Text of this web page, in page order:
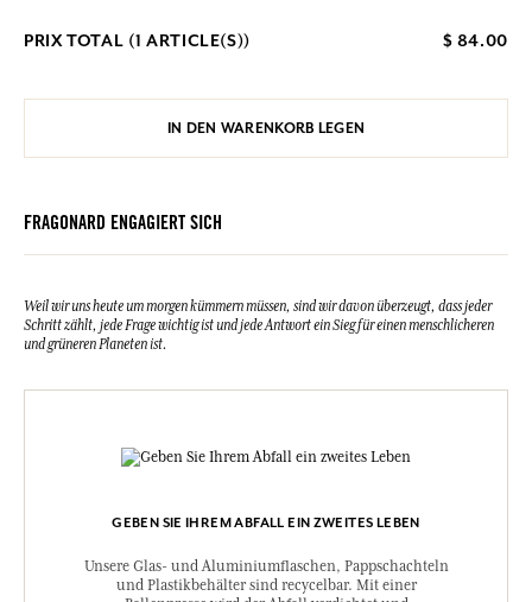
PRIX TOTAL (1 ARTICLE(S)) $ 84.00
IN DEN WARENKORB LEGEN
FRAGONARD ENGAGIERT SICH
Weil wir uns heute um morgen kümmern müssen, sind wir davon überzeugt, dass jeder
Schritt zählt, jede Frage wichtig ist und jede Antwort ein Sieg für einen menschlicheren
und grüneren Planeten ist.
GEBEN SIE IHREM ABFALL EIN ZWEITES LEBEN
Unsere Glas- und Aluminiumflaschen, Pappschachteln
und Plastikbehälter sind recycelbar. Mit einer